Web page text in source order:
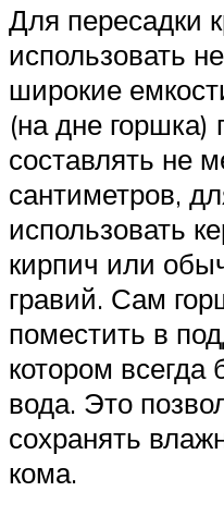
Для пересадки
использовать
широкие
(на дне горшка)
составлять не
сантиметров,
использовать
кирпич или
гравий. Сам
поместить в
котором всегда
вода. Это
сохранять
кома.